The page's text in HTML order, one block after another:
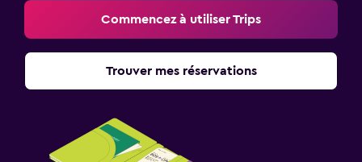
Commencez à utiliser Trips
Trouver mes réservations